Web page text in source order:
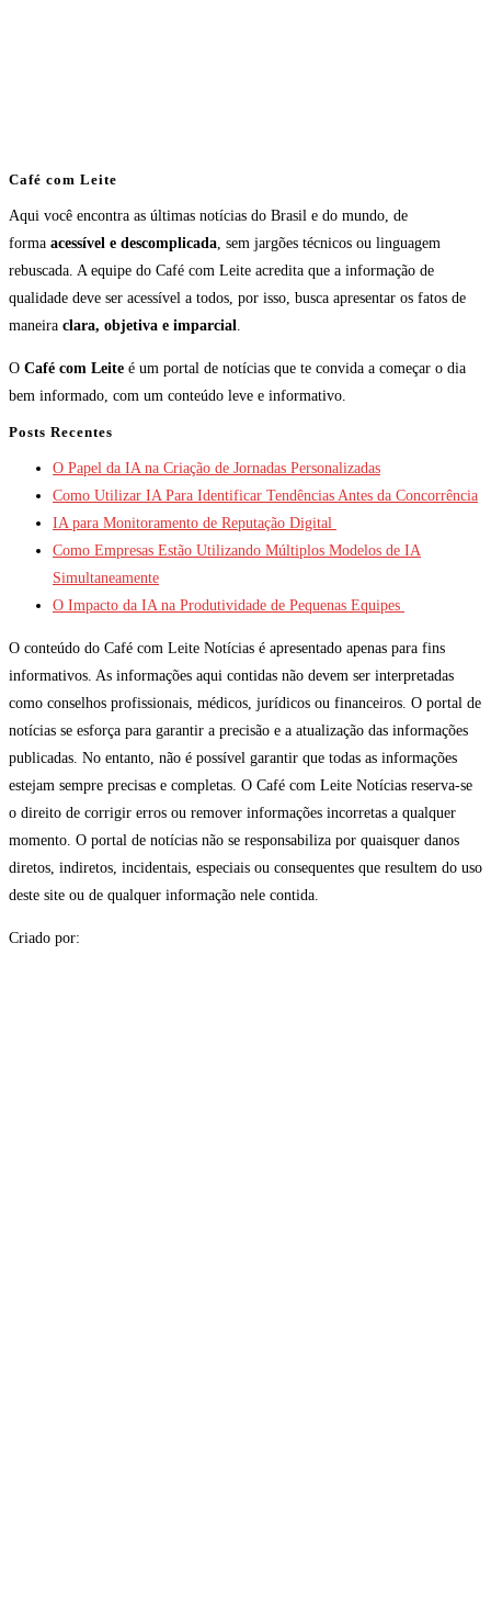
Café com Leite
Aqui você encontra as últimas notícias do Brasil e do mundo, de
forma acessível e descomplicada, sem jargões técnicos ou linguagem
rebuscada. A equipe do Café com Leite acredita que a informação de
qualidade deve ser acessível a todos, por isso, busca apresentar os fatos de
maneira clara, objetiva e imparcial.
O Café com Leite é um portal de notícias que te convida a começar o dia
bem informado, com um conteúdo leve e informativo.
Posts Recentes
O Papel da IA na Criação de Jornadas Personalizadas
Como Utilizar IA Para Identificar Tendências Antes da Concorrência
IA para Monitoramento de Reputação Digital
Como Empresas Estão Utilizando Múltiplos Modelos de IA
Simultaneamente
O Impacto da IA na Produtividade de Pequenas Equipes
O conteúdo do Café com Leite Notícias é apresentado apenas para fins
informativos. As informações aqui contidas não devem ser interpretadas
como conselhos profissionais, médicos, jurídicos ou financeiros. O portal de
notícias se esforça para garantir a precisão e a atualização das informações
publicadas. No entanto, não é possível garantir que todas as informações
estejam sempre precisas e completas. O Café com Leite Notícias reserva-se
o direito de corrigir erros ou remover informações incorretas a qualquer
momento. O portal de notícias não se responsabiliza por quaisquer danos
diretos, indiretos, incidentais, especiais ou consequentes que resultem do uso
deste site ou de qualquer informação nele contida.
Criado por: